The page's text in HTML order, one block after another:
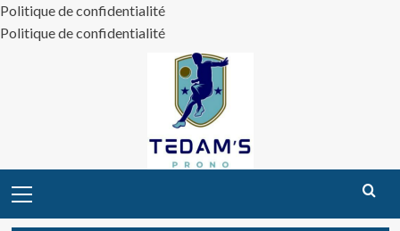
Politique de confidentialité
Politique de confidentialité
Menu